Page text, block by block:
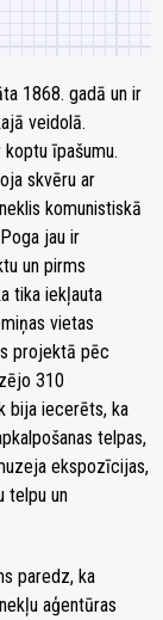
1868. gadā un ir
veidolā.
īpašumu.
skvēru ar
komunistiskā
jau ir
un pirms
tika iekļauta
vietas
projektā pēc
310
bija iecerēts, ka
telpas,
ekspozīcijas,
telpu un
paredz, ka
aģentūras